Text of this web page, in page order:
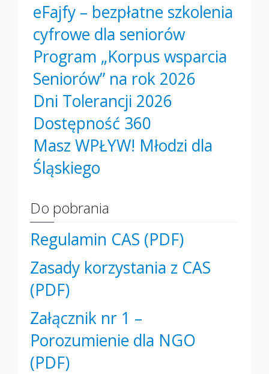
eFajfy – bezpłatne szkolenia
cyfrowe dla seniorów
Program „Korpus wsparcia
Seniorów” na rok 2026
Dni Tolerancji 2026
Dostępność 360
Masz WPŁYW! Młodzi dla
Śląskiego
Do pobrania
Regulamin CAS (PDF)
Zasady korzystania z CAS
(PDF)
Załącznik nr 1 –
Porozumienie dla NGO
(PDF)